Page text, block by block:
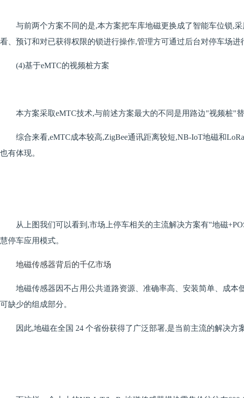
与前两个方案不同的是,本方案把车库地磁更换成了智能车位锁,
看、预订和对已获得权限的锁进行操作,管理方可通过后台对停车场进
(4)基于eMTC的视频桩方案
本方案采取eMTC技术,与前述方案最大的不同是用路边"视频桩"
综合来看,eMTC成本较高,ZigBee通讯距离较短,NB-IoT地磁和
也有体现。
从上图我们可以看到,市场上停车相关的主流解决方案有"地磁
慧停车应用模式。
地磁传感器背后的千亿市场
地磁传感器因不占用公共道路资源、准确率高、安装简单、成
可缺少的组成部分。
因此,地磁在全国 24 个省份获得了广泛部署,是当前主流的解决方